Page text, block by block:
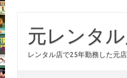
元レンタ
レンタル店で25年勤務した元